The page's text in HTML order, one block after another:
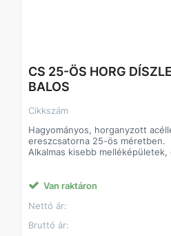
CS 25-ÖS HORG
BALOS
Cikkszám
Hagyományos, horganyzott
ereszcsatorna 25-ös méretben.
Alkalmas kisebb
színű és anyagú tetőfelülethez.
Az elemek összeillesztése
ragasztó-tömítőanyagok
A lefolyórendszerben
kifolyócső hagyományos,
Van raktáron
Nettó ár:
Bruttó ár: